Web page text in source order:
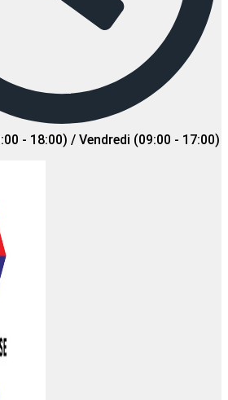
- 18:00) / Vendredi (09:00 - 17:00)